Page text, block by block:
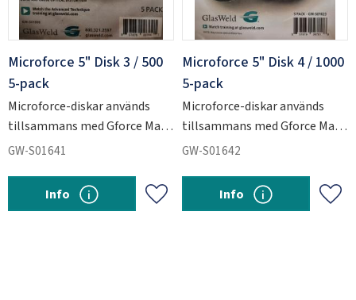
Microforce 5" Disk 3 / 500
5-pack
Microforce-diskar används
tillsammans med Gforce Max
för att slipa ner kraftiga
GW-S01641
Add to favorites
Info
Microforce 5" Disk 4 / 1000
5-pack
Microforce-diskar används
tillsammans med Gforce Max
för att slipa ner kraftiga
GW-S01642
Add
Info